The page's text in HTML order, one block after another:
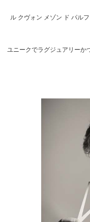
ル クヴォン メゾン ド パル
ユニークでラグジュアリーか